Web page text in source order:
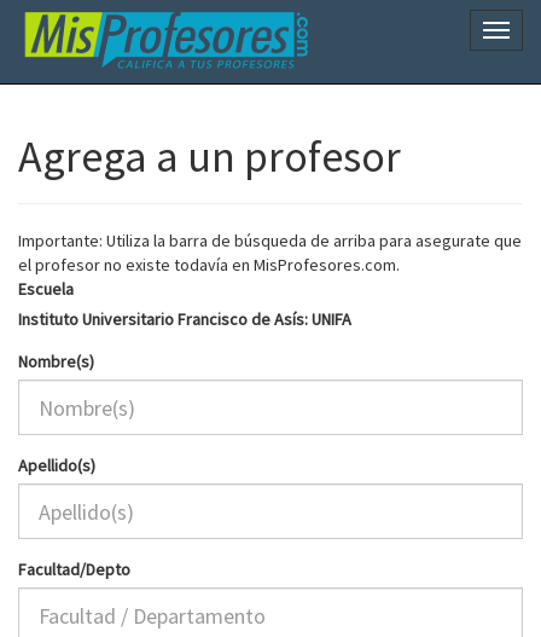
Agrega a un profesor
Importante: Utiliza la barra de búsqueda de arriba para asegurate que
el profesor no existe todavía en MisProfesores.com.
Escuela
Instituto Universitario Francisco de Asís: UNIFA
Nombre(s)
Apellido(s)
Facultad/Depto